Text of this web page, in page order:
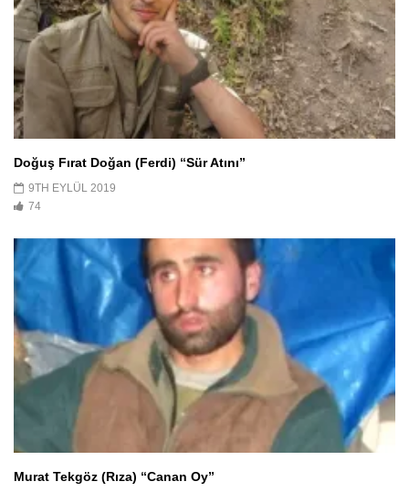
Doğuş Fırat Doğan (Ferdi) “Sür Atını”
9TH EYLÜL 2019
74
Murat Tekgöz (Rıza) “Canan Oy”